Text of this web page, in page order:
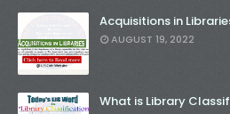
Acquisitions in
AUGUST 19, 2022
What is Library